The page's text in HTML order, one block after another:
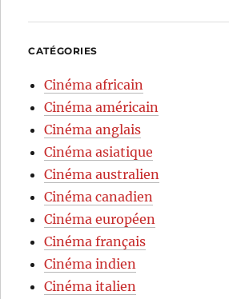
CATÉGORIES
Cinéma africain
Cinéma américain
Cinéma anglais
Cinéma asiatique
Cinéma australien
Cinéma canadien
Cinéma européen
Cinéma français
Cinéma indien
Cinéma italien